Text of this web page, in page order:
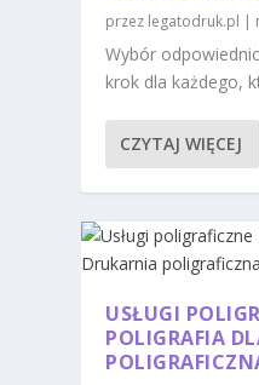
przez legatodruk.pl |
Wybór
krok dla każdego,
CZYTAJ WIĘCEJ
USŁUGI
POLIGRAFIA